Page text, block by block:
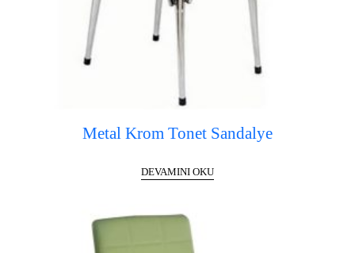
Metal Krom Tonet Sandalye
DEVAMINI OKU